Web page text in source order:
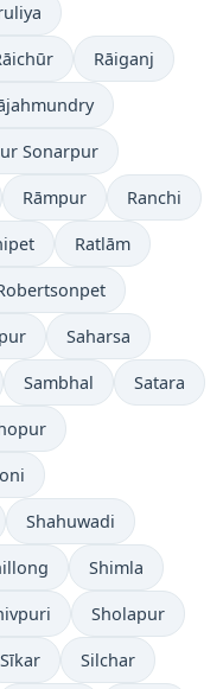
Rāiganj
Sonarpur
Rāmpur Ranchi
Ratlām
Saharsa
Sambhal Satara
Shahuwadi
Shimla
Sholapur
Sīkar Silchar